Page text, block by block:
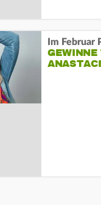
Im Februar